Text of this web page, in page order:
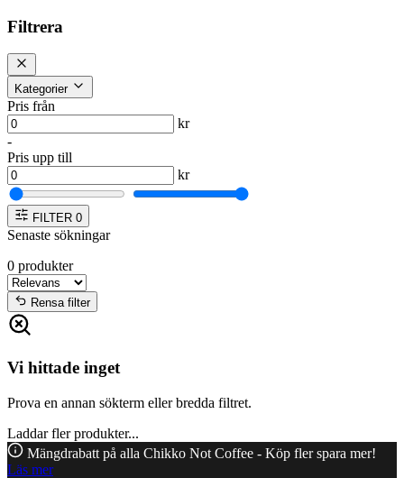
Filtrera
Kategorier
Pris från
kr
-
Pris upp till
kr
FILTER 0
Senaste sökningar
0 produkter
Rensa filter
Vi hittade inget
Prova en annan sökterm eller bredda filtret.
Laddar fler produkter...
Mängdrabatt på alla Chikko Not Coffee - Köp fler spara mer!
Läs mer